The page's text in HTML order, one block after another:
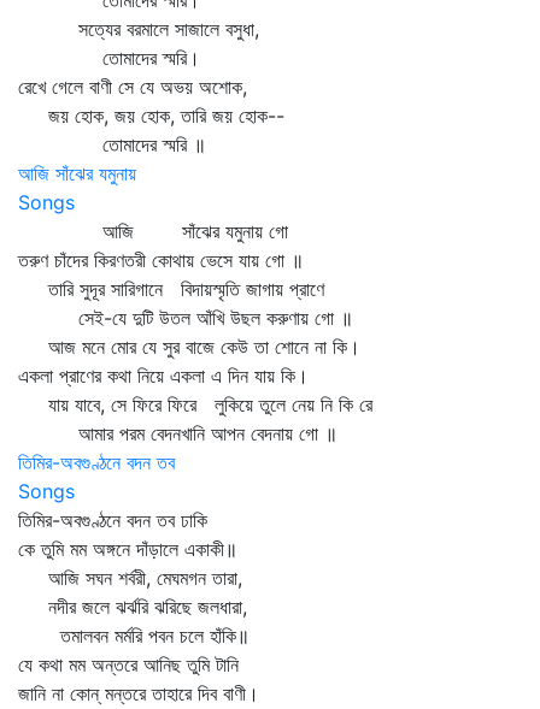
সত্যের বরমালে সাজালে বসুধা,
তোমাদের স্মরি।
রেখে গেলে বাণী সে যে অভয় অশোক,
জয় হোক, জয় হোক, তারি জয় হোক--
তোমাদের স্মরি ॥
আজি সাঁঝের যমুনায়
Songs
আজি সাঁঝের যমুনায় গো
তরুণ চাঁদের কিরণতরী কোথায় ভেসে যায় গো ॥
তারি সুদূর সারিগানে বিদায়স্মৃতি জাগায় প্রাণে
সেই-যে দুটি উতল আঁখি উছল করুণায় গো ॥
আজ মনে মোর যে সুর বাজে কেউ তা শোনে না কি।
একলা প্রাণের কথা নিয়ে একলা এ দিন যায় কি।
যায় যাবে, সে ফিরে ফিরে লুকিয়ে তুলে নেয় নি কি রে
আমার পরম বেদনখানি আপন বেদনায় গো ॥
তিমির-অবগুণ্ঠনে বদন তব
Songs
তিমির-অবগুণ্ঠনে বদন তব ঢাকি
কে তুমি মম অঙ্গনে দাঁড়ালে একাকী॥
আজি সঘন শর্বরী, মেঘমগন তারা,
নদীর জলে ঝর্ঝরি ঝরিছে জলধারা,
তমালবন মর্মরি পবন চলে হাঁকি॥
যে কথা মম অন্তরে আনিছ তুমি টানি
জানি না কোন্‌ মন্তরে তাহারে দিব বাণী।